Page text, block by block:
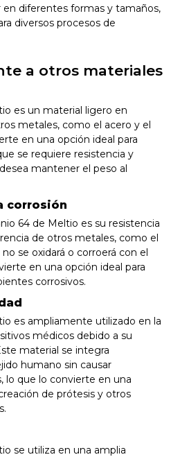
diferentes formas y tamaños,
diversos procesos de
a otros materiales
es un material ligero en
metales, como el acero y el
en una opción ideal para
se requiere resistencia y
mantener el peso al
corrosión
64 de Meltio es su resistencia
de otros metales, como el
se oxidará o corroerá con el
en una opción ideal para
corrosivos.
es ampliamente utilizado en la
médicos debido a su
material se integra
humano sin causar
lo que lo convierte en una
de prótesis y otros
se utiliza en una amplia